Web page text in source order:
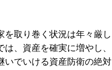
を取り巻く状況は年々厳し
、資産を確実に増やし、
いでいける資産防衛の絶対